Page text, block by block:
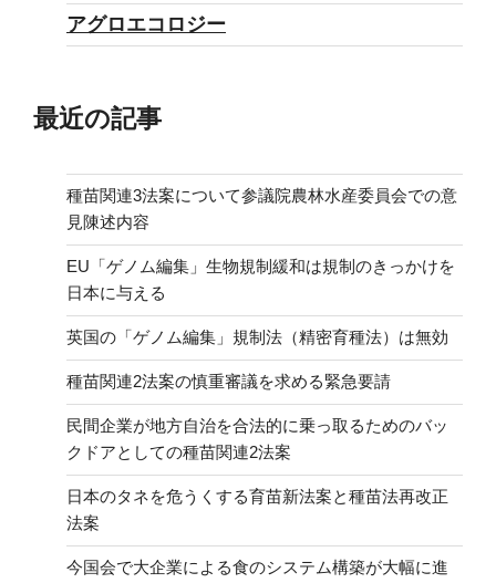
を
アグロエコロジー
最近の記事
種苗関連3法案について参議院農林水産委員会での意
見陳述内容
EU「ゲノム編集」生物規制緩和は規制のきっかけを
日本に与える
英国の「ゲノム編集」規制法（精密育種法）は無効
種苗関連2法案の慎重審議を求める緊急要請
民間企業が地方自治を合法的に乗っ取るためのバッ
クドアとしての種苗関連2法案
日本のタネを危うくする育苗新法案と種苗法再改正
法案
今国会で大企業による食のシステム構築が大幅に進